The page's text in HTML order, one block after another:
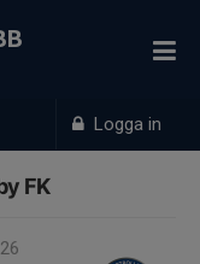
Logga in
FK